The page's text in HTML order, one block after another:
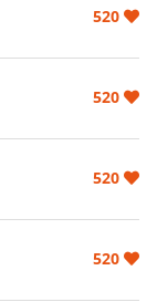
520
520
520
520